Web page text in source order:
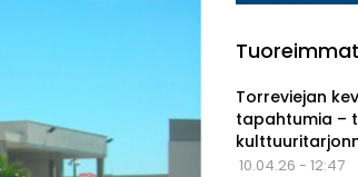
Tuoreimmat
Torreviejan
tapahtumia –
10.04.26 - 12:47